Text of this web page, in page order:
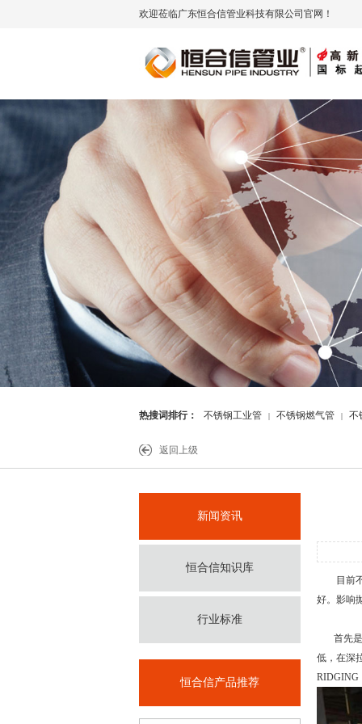
欢迎莅临广东恒合信管业科技有限公司官网！
热搜词排行： 不锈钢工业管 | 不锈钢燃气管 | 不
返回上级
新闻资讯
恒合信知识库
行业标准
恒合信产品推荐
目前不
好。影响
首先是
低，在深
RIDGING